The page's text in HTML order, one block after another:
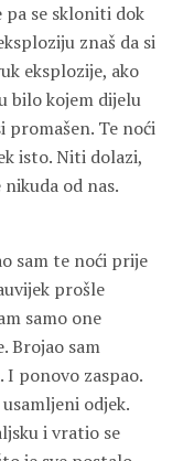
pa se skloniti dok
znaš da si
eksplozije, ako
bilo kojem dijelu
promašen. Te noći
isto. Niti dolazi,
od nas.
sam te noći prije
prošle
samo one
Brojao sam
I ponovo zaspao.
odjek.
i vratio se